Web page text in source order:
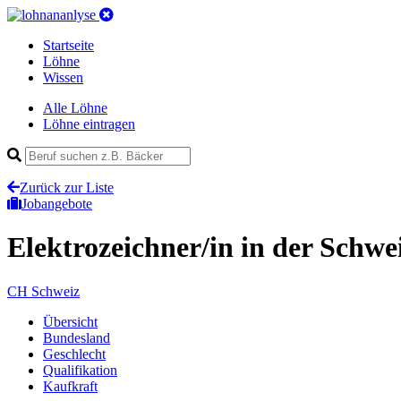
Startseite
Löhne
Wissen
Alle Löhne
Löhne eintragen
Zurück zur Liste
Jobangebote
Elektrozeichner/in in der
CH Schweiz
Übersicht
Bundesland
Geschlecht
Qualifikation
Kaufkraft